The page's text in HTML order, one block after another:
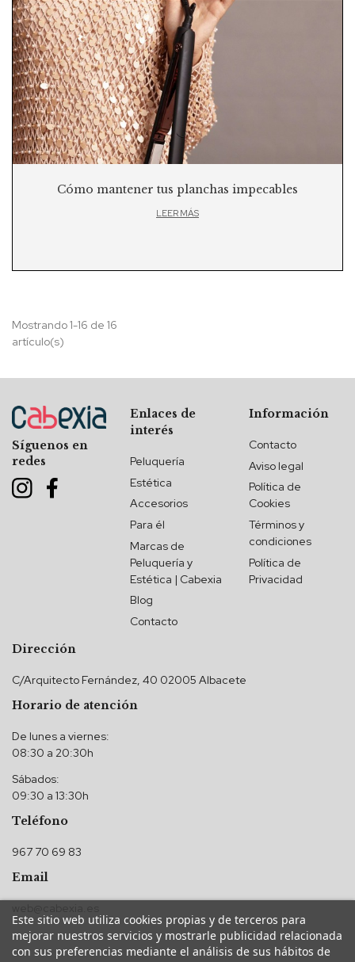
Cómo mantener tus planchas impecables
LEER MÁS
Mostrando 1-16 de 16
artículo(s)
Síguenos en
redes
Enlaces de
interés
Peluquería
Estética
Accesorios
Para él
Marcas de
Peluquería y
Estética | Cabexia
Blog
Contacto
Información
Contacto
Aviso legal
Política de
Cookies
Términos y
condiciones
Política de
Privacidad
Dirección
C/Arquitecto Fernández, 40 02005 Albacete
Horario de atención
De lunes a viernes:
08:30 a 20:30h
Sábados:
09:30 a 13:30h
Teléfono
967 70 69 83
Email
Este sitio web utiliza cookies propias y de terceros para
mejorar nuestros servicios y mostrarle publicidad relacionada
con sus preferencias mediante el análisis de sus hábitos de